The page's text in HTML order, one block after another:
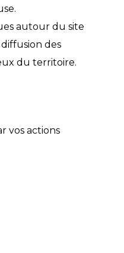
autour du site
des
du territoire.
vos actions